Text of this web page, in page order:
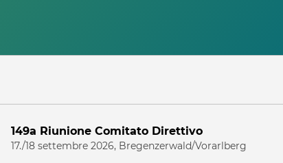
149a Riunione Comitato Direttivo
17./18 settembre 2026, Bregenzerwald/Vorarlberg